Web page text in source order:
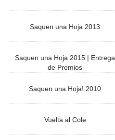
Saquen una Hoja 2013
Saquen una Hoja 2015 | Entrega
de Premios
Saquen una Hoja! 2010
Vuelta al Cole